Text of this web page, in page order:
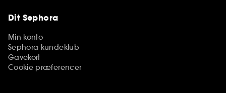
Dit Sephora
Min konto
Sephora kundeklub
Gavekort
Cookie præferencer